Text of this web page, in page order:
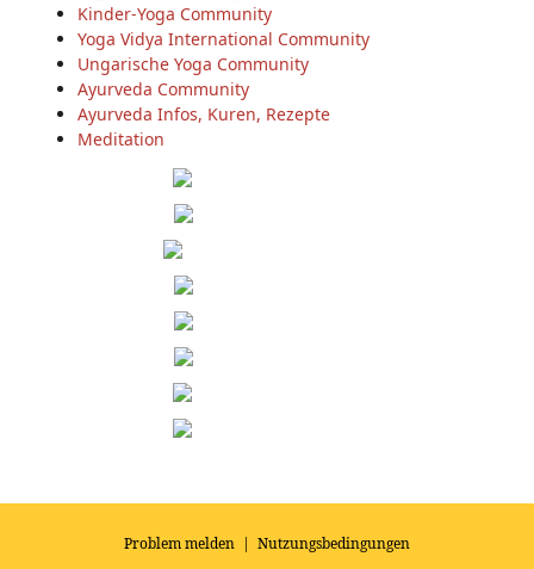
Kinder-Yoga Community
Yoga Vidya International Community
Ungarische Yoga Community
Ayurveda Community
Ayurveda Infos, Kuren, Rezepte
Meditation
Problem melden | Nutzungsbedingungen